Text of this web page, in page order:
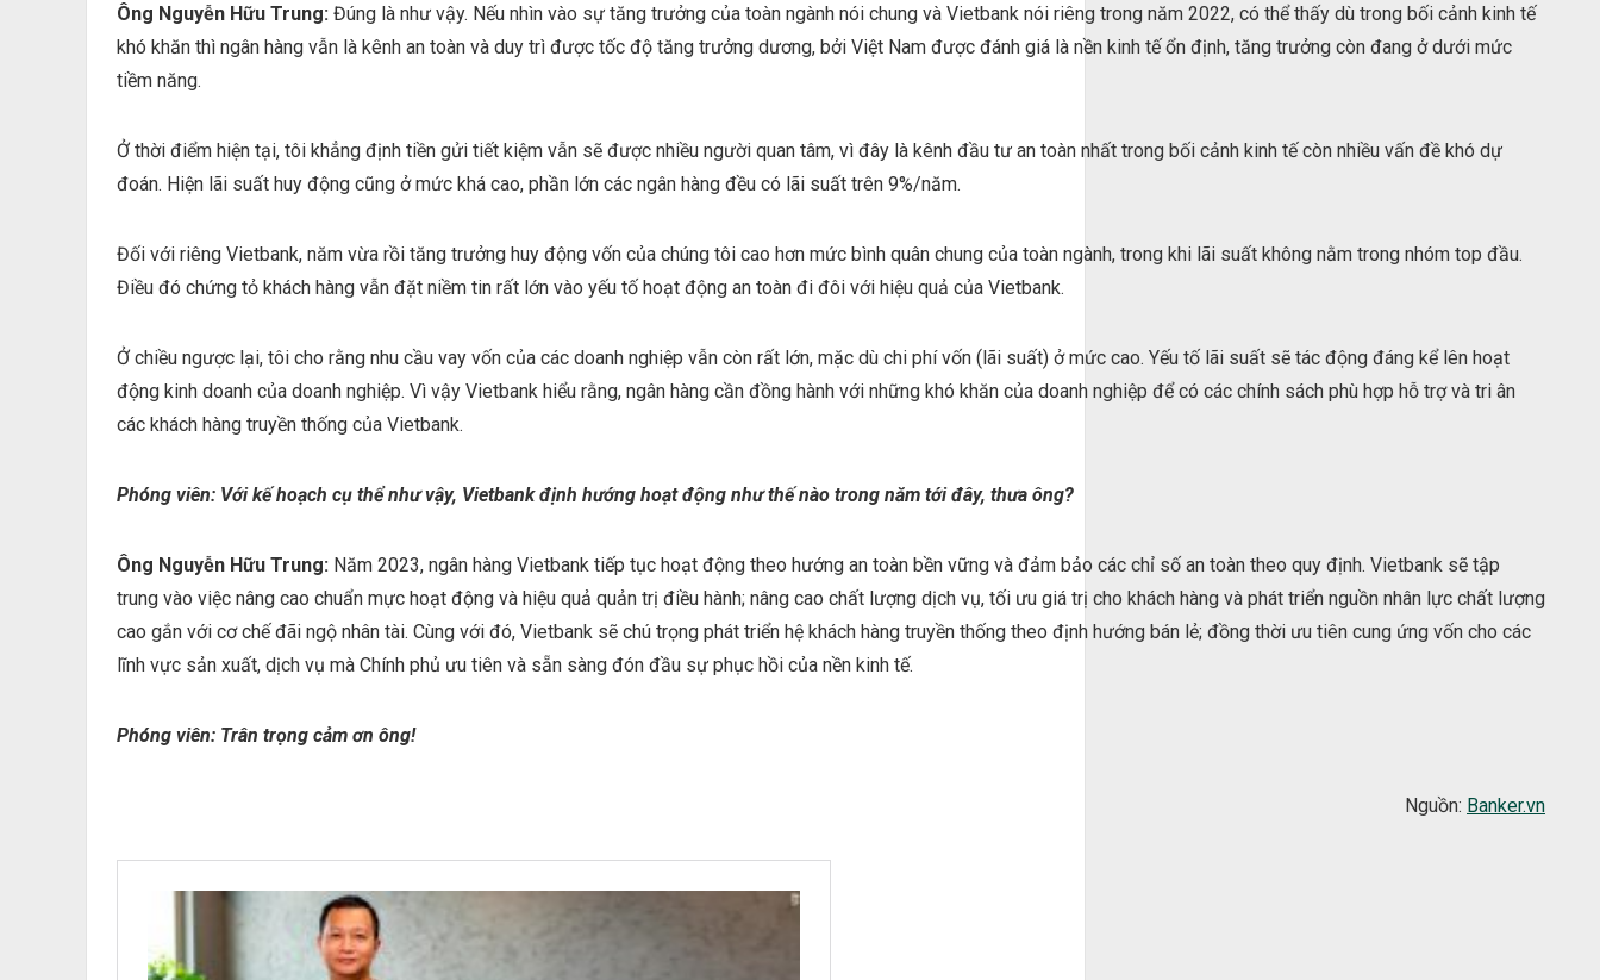
Ông Nguyễn Hữu Trung: Đúng là như vậy. Nếu nhìn vào sự tăng trưởng của toàn ngành nói chung và Vietbank nói riêng trong năm 2022, có thể thấy dù trong bối cảnh kinh tế
khó khăn thì ngân hàng vẫn là kênh an toàn và duy trì được tốc độ tăng trưởng dương, bởi Việt Nam được đánh giá là nền kinh tế ổn định, tăng trưởng còn đang ở dưới mức
tiềm năng.
Ở thời điểm hiện tại, tôi khẳng định tiền gửi tiết kiệm vẫn sẽ được nhiều người quan tâm, vì đây là kênh đầu tư an toàn nhất trong bối cảnh kinh tế còn nhiều vấn đề khó dự
đoán. Hiện lãi suất huy động cũng ở mức khá cao, phần lớn các ngân hàng đều có lãi suất trên 9%/năm.
Đối với riêng Vietbank, năm vừa rồi tăng trưởng huy động vốn của chúng tôi cao hơn mức bình quân chung của toàn ngành, trong khi lãi suất không nằm trong nhóm top đầu.
Điều đó chứng tỏ khách hàng vẫn đặt niềm tin rất lớn vào yếu tố hoạt động an toàn đi đôi với hiệu quả của Vietbank.
Ở chiều ngược lại, tôi cho rằng nhu cầu vay vốn của các doanh nghiệp vẫn còn rất lớn, mặc dù chi phí vốn (lãi suất) ở mức cao. Yếu tố lãi suất sẽ tác động đáng kể lên hoạt
động kinh doanh của doanh nghiệp. Vì vậy Vietbank hiểu rằng, ngân hàng cần đồng hành với những khó khăn của doanh nghiệp để có các chính sách phù hợp hỗ trợ và tri ân
các khách hàng truyền thống của Vietbank.
Phóng viên: Với kế hoạch cụ thể như vậy, Vietbank định hướng hoạt động như thế nào trong năm tới đây, thưa ông?
Ông Nguyễn Hữu Trung: Năm 2023, ngân hàng Vietbank tiếp tục hoạt động theo hướng an toàn bền vững và đảm bảo các chỉ số an toàn theo quy định. Vietbank sẽ tập
trung vào việc nâng cao chuẩn mực hoạt động và hiệu quả quản trị điều hành; nâng cao chất lượng dịch vụ, tối ưu giá trị cho khách hàng và phát triển nguồn nhân lực chất lượng
cao gắn với cơ chế đãi ngộ nhân tài. Cùng với đó, Vietbank sẽ chú trọng phát triển hệ khách hàng truyền thống theo định hướng bán lẻ; đồng thời ưu tiên cung ứng vốn cho các
lĩnh vực sản xuất, dịch vụ mà Chính phủ ưu tiên và sẵn sàng đón đầu sự phục hồi của nền kinh tế.
Phóng viên: Trân trọng cảm ơn ông!
Nguồn: Banker.vn